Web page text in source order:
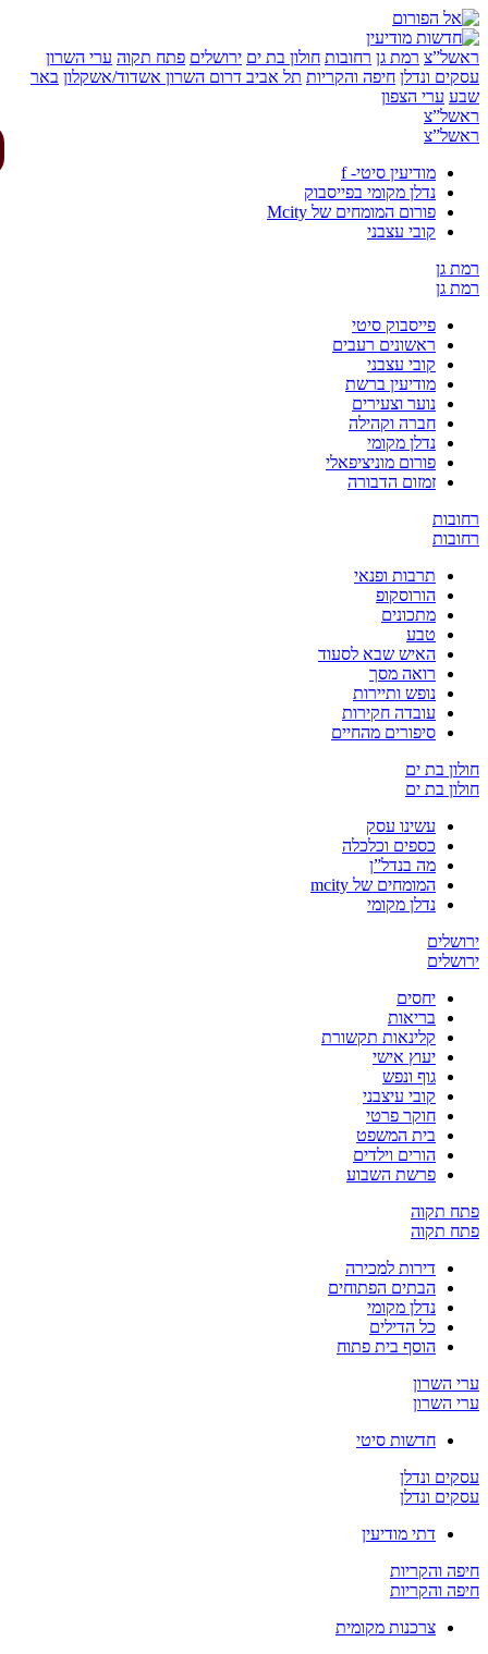
רמת גן רחובות חולון בת ים ירושלים פתח תקוה ערי השרון
ונדלן חיפה והקריות תל אביבדרום השרוןאשדוד/אשקלון באר
ערי הצפון
מודיעין סיטי- f
נדלן מקומי בפייסבוק
פורום המומחים של Mcity
קובי עצבני
גן
גן
פייסבוק סיטי
ראשונים רעבים
קובי עצבני
מודיעין ברשת
נוער וצעירים
חברה וקהילה
נדלן מקומי
פורום מוניציפאלי
זמזום הדבורה
תרבות ופנאי
הורוסקופ
מתכונים
טבע
האיש שבא לסעוד
רואה מסך
נופש ותיירות
עובדה חקירות
סיפורים מהחיים
בת ים
בת ים
עשינו עסק
כספים וכלכלה
מה בנדל”ן
המומחים של mcity
נדלן מקומי
יחסים
בריאות
קלינאות תקשורת
יעוץ אישי
גוף ונפש
קובי עיצבני
חוקר פרטי
בית המשפט
הורים וילדים
פרשת השבוע
תקוה
תקוה
דירות למכירה
הבתים הפתוחים
נדלן מקומי
כל הדילים
הוסף בית פתוח
השרון
השרון
חדשות סיטי
ונדלן
ונדלן
דתי מודיעין
והקריות
והקריות
צרכנות מקומית